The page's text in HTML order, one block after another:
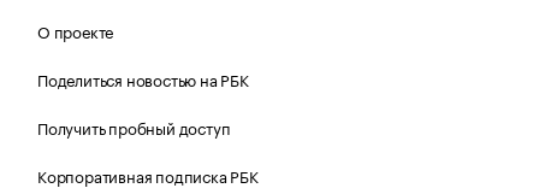
О проекте
Поделиться новостью на РБК
Получить пробный доступ
Корпоративная подписка РБК